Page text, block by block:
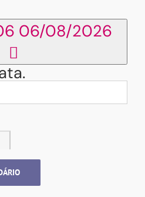
06/08/2026